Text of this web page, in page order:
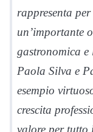
rappresenta
un’importante
gastronomica
Paola Silva e
esempio
crescita
valore per